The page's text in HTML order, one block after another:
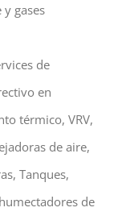
gases
de
en
térmico, VRV,
de aire,
Tanques,
de